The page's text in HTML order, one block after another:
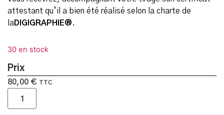
attestant qu’il a bien été réalisé selon la charte de
la DIGIGRAPHIE®.
30 en stock
Prix
80,00 € TTC